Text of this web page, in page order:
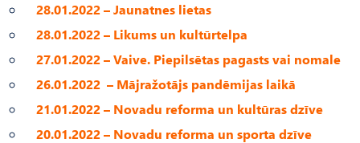
28.01.2022 – Jaunatnes lietas
28.01.2022 – Likums un kultūrtelpa
27.01.2022 – Vaive. Piepilsētas pagasts vai nomale
26.01.2022 – Mājražotājs pandēmijas laikā
21.01.2022 – Novadu reforma un kultūras dzīve
20.01.2022 – Novadu reforma un sporta dzīve